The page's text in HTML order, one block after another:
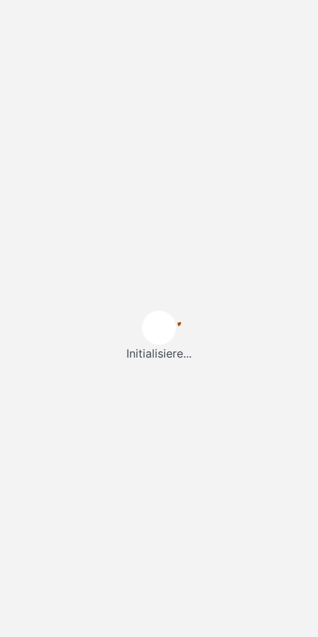
Initialisiere...